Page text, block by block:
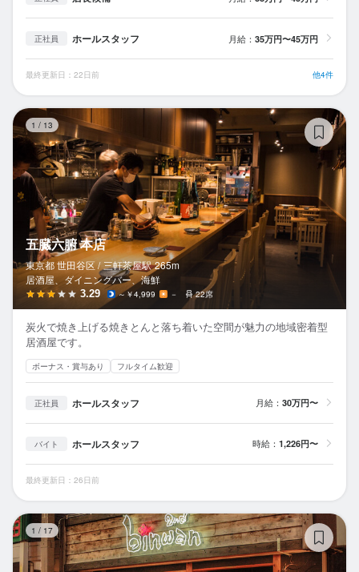
正社員 ホールスタッフ 月給： 35万円〜45万円
最終更新日：22日前 他4件
1 / 13
五臓六腑 本店
東京都 世田谷区 / 三軒茶屋駅 265m
居酒屋、ダイニングバー、海鮮
3.29 ～￥4,999 － 22席
炭火で焼き上げる焼きとんと落ち着いた空間が魅力の地域密着型
居酒屋です。
ボーナス・賞与あり フルタイム歓迎
正社員 ホールスタッフ 月給： 30万円〜
バイト ホールスタッフ 時給： 1,226円〜
最終更新日：26日前
1 / 17